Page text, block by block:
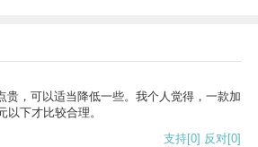
贵，可以适当降低一些。我个人觉得，一款加
以下才比较合理。
支持[0] 反对[0]